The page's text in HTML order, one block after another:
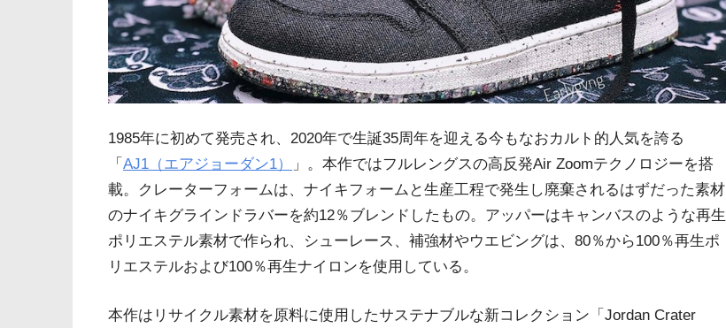
1985年に初めて発売され、2020年で生誕35周年を迎える今もなおカルト的人気を誇る
「 AJ1（エアジョーダン1）
」。本作ではフルレングスの高反発Air Zoomテクノロジーを搭
載。クレーターフォームは、ナイキフォームと生産工程で発生し廃棄されるはずだった素材
のナイキグラインドラバーを約12％ブレンドしたもの。アッパーはキャンバスのような再生
ポリエステル素材で作られ、シューレース、補強材やウエビングは、80％から100％再生ポ
リエステルおよび100％再生ナイロンを使用している。
本作はリサイクル素材を原料に使用したサステナブルな新コレクション「Jordan Crater